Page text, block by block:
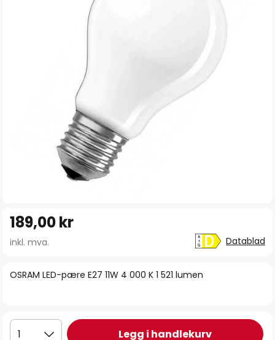
begynnelsen
bildegalleri
OSRAM LED-pære E27 11W 4 000 K 1 521 lumen
189,00 kr
inkl. mva. Datablad
1 Legg i handlekurv